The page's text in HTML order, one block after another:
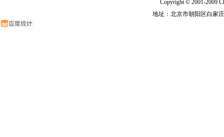
Copyright © 2001-2009
地址：北京市朝阳区白家